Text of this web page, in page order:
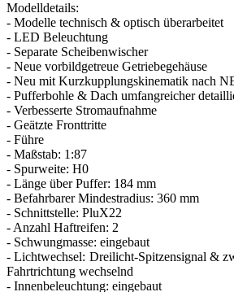
Modelldetails:
- Modelle technisch & optisch überarbeitet
- LED Beleuchtung
- Separate Scheibenwischer
- Neue vorbildgetreue Getriebegehäuse
- Neu mit Kurzkupplungskinematik nach
- Pufferbohle & Dach umfangreicher
- Verbesserte Stromaufnahme
- Geätzte Fronttritte
- Führe
- Maßstab: 1:87
- Spurweite: H0
- Länge über Puffer: 184 mm
- Befahrbarer Mindestradius: 360 mm
- Schnittstelle: PluX22
- Anzahl Haftreifen: 2
- Schwungmasse: eingebaut
- Lichtwechsel: Dreilicht-Spitzensignal &
Fahrtrichtung wechselnd
- Innenbeleuchtung: eingebaut